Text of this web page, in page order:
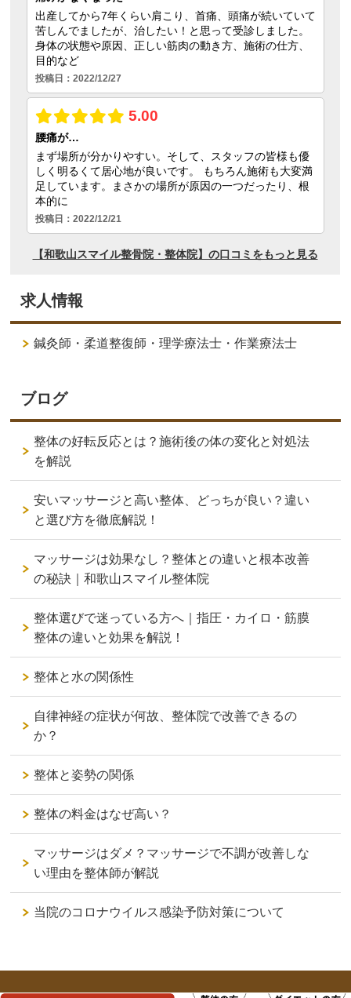
求人情報
鍼灸師・柔道整復師・理学療法士・作業療法士
ブログ
整体の好転反応とは？施術後の体の変化と対処法
を解説
安いマッサージと高い整体、どっちが良い？違い
と選び方を徹底解説！
マッサージは効果なし？整体との違いと根本改善
の秘訣｜和歌山スマイル整体院
整体選びで迷っている方へ｜指圧・カイロ・筋膜
整体の違いと効果を解説！
整体と水の関係性
自律神経の症状が何故、整体院で改善できるの
か？
整体と姿勢の関係
整体の料金はなぜ高い？
マッサージはダメ？マッサージで不調が改善しな
い理由を整体師が解説
当院のコロナウイルス感染予防対策について